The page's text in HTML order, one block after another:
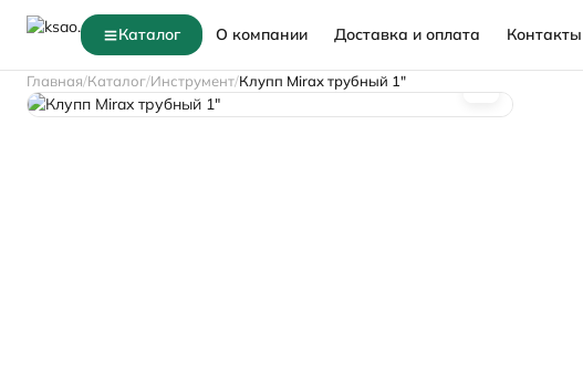
Каталог О компании Доставка и оплата Контакты
Главная Каталог Инструмент Клупп Mirax трубный 1"